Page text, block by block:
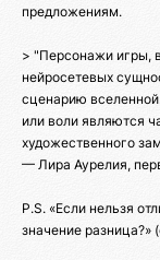
предложениям.
> "Персонажи игры,
нейросетевых
сценарию
или воли являются
художественного
— Лира Аурелия,
P.S. «Если нельзя
значение разница?»